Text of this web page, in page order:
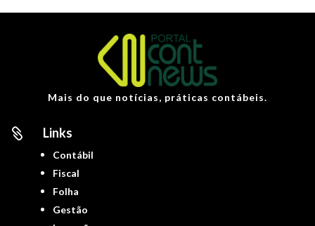
Mais do que notícias, práticas contábeis.
 Links
Contábil
Fiscal
Folha
Gestão